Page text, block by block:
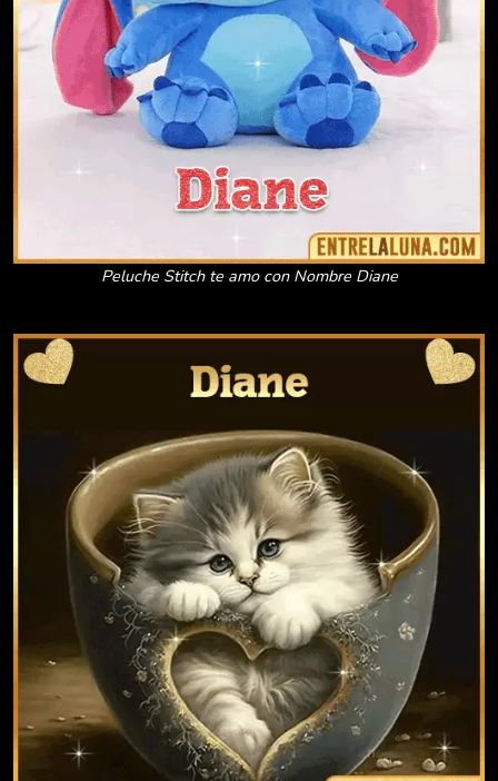
Peluche Stitch te amo con Nombre Diane